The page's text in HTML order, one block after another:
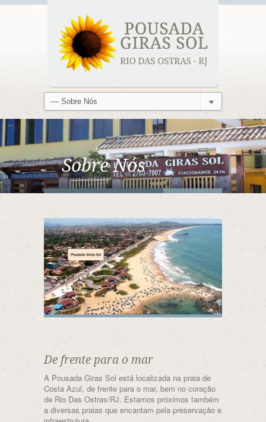
Sobre Nós
De frente para o mar
A Pousada Giras Sol está localizada na praia de
Costa Azul, de frente para o mar, bem no coração
de Rio Das Ostras/RJ. Estamos próximos também
a diversas praias que encantam pela preservação e